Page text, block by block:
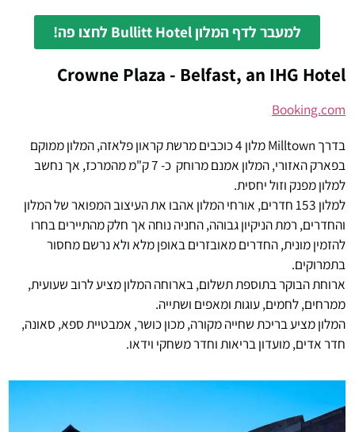
למעבר לדף המלון Bullitt Hotel לחצו פה!
Crowne Plaza - Belfast, an IHG Hotel
Booking.com
בדרך Milltown מלון 4 כוכבים מרשת קראון פלאזה, המלון ממוקם
בפארק האזורי, המלון אמנם מרוחק כ- 7 ק"מ מהמרכז, אך נחשב
למלון מפנק וזול יחסית.
למלון 153 חדרים, אורחי המלון אהבו את העיצוב המפואר של המלון
והחדרים, רמת הניקיון גבוהה, החניה נוחה אך חלק מהתיירים בחרו
להזמין מונית, החדרים מאובזרים באופן מלא ולא נרשם מחסור
בתמרוקים.
ארוחת הבוקר בתוספת תשלום, בארוחה המלון מציע לרוב שעועית,
ממרחים, לחמים, עוגות ומאפים ושתייה.
המלון מציע בריכת שחייה מקורה, מכון כושר, אמבטיית ספא, סאונה,
חדר אדים, מועדון בריאות וחדר משחקי וידאו.